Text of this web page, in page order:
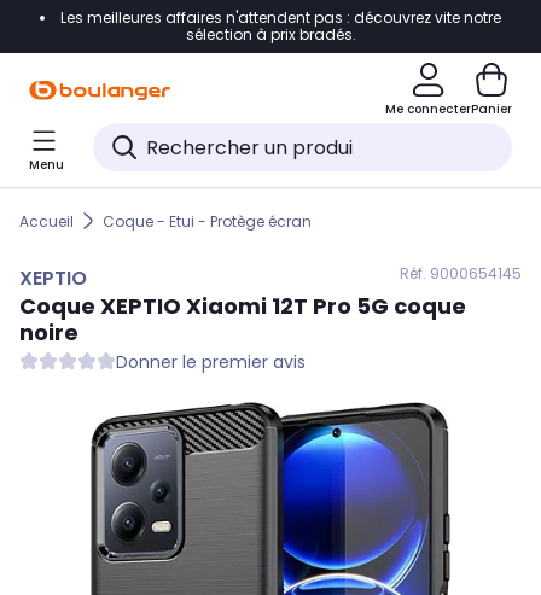
Accéder directement à la navigation
Accéder directement au pied de page
Accéder directement au chatbot
Les meilleures affaires n'attendent pas : découvrez vite notre
sélection à prix bradés.
Me connecterPanier
Menu
Accueil Coque - Etui - Protège écran
XEPTIO Réf. 9000654145
Coque XEPTIO Xiaomi 12T Pro 5G coque
noire
Donner le premier avis